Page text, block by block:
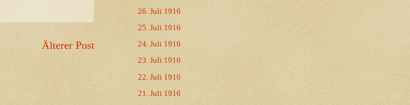
Älterer Post
26. Juli 1916
25. Juli 1916
24. Juli 1916
23. Juli 1916
22. Juli 1916
21. Juli 1916